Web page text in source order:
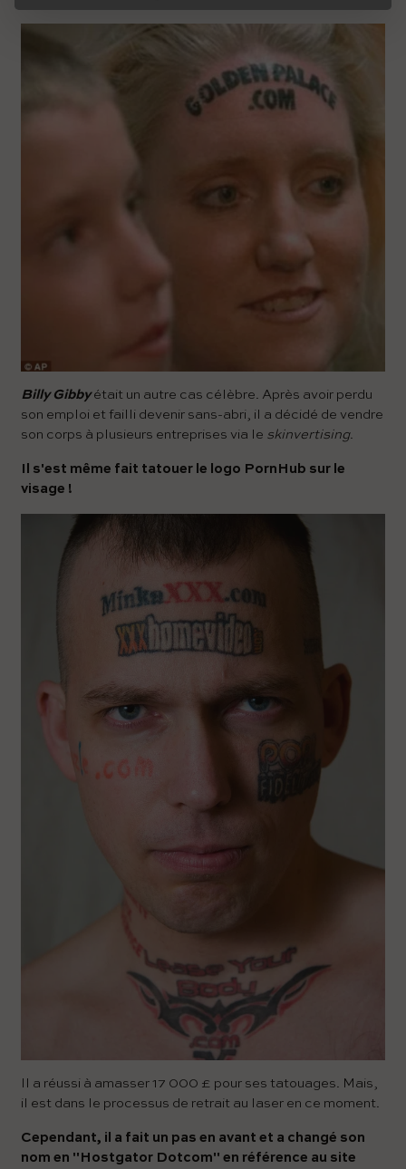
Billy Gibbyétait un autre cas célèbre. Après avoir perdu
son emploi et failli devenir sans-abri, il a décidé de vendre
son corps à plusieurs entreprises via le skinvertising.
Il s'est même fait tatouer le logo PornHub sur le
visage !
Il a réussi à amasser 17 000 £ pour ses tatouages. Mais,
il est dans le processus de retrait au laser en ce moment.
Cependant, il a fait un pas en avant et a changé son
nom en "Hostgator Dotcom" en référence au site